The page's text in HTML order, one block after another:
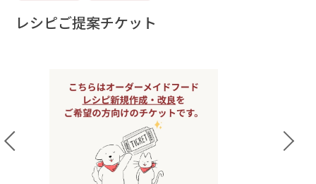
レシピご提案チケット